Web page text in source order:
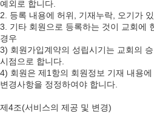
예외로 합니다.
2. 등록 내용에 허위, 기재누락, 오기가
3. 기타 회원으로 등록하는 것이 교회에
경우
3) 회원가입계약의 성립시기는 교회의
시점으로 합니다.
4) 회원은 제1항의 회원정보 기재 내용
변경사항을 정정하여야 합니다.
제4조(서비스의 제공 및 변경)